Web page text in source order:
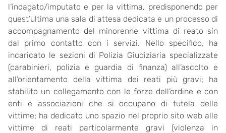
l’indagato/imputato e per la vittima, predisponendo per
quest’ultima una sala di attesa dedicata e un processo di
accompagnamento del minorenne vittima di reato sin
dal primo contatto con i servizi. Nello specifico, ha
incaricato le sezioni di Polizia Giudiziaria specializzate
(carabinieri, polizia e guardia di finanza) all’ascolto e
all’orientamento della vittima dei reati più gravi; ha
stabilito un collegamento con le forze dell’ordine e con
enti e associazioni che si occupano di tutela delle
vittime; ha dedicato uno spazio nel proprio sito web alle
vittime di reati particolarmente gravi (violenza in